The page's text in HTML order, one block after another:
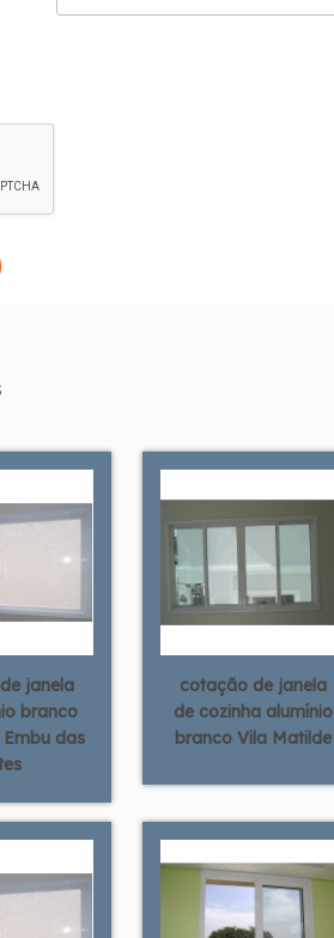
janela
branco
das
cotação de janela
de cozinha alumínio
branco Vila Matilde